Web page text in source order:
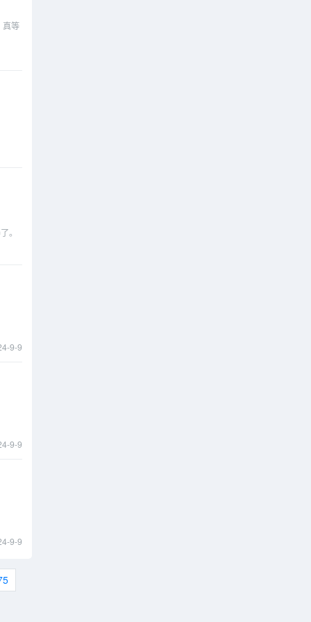
真等
。
9-9
9-9
9-9